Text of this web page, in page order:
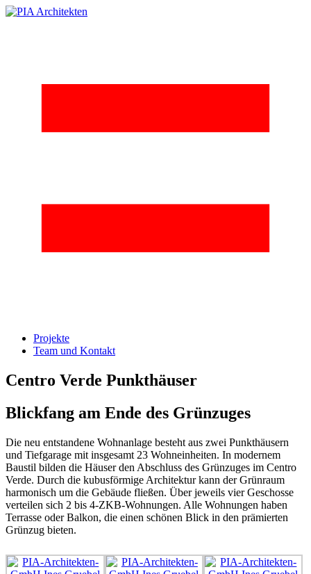
Projekte
Team und Kontakt
Centro Verde Punkthäuser
Blickfang am Ende des Grünzuges
Die neu entstandene Wohnanlage besteht aus zwei Punkthäusern
und Tiefgarage mit insgesamt 23 Wohneinheiten. In modernem
Baustil bilden die Häuser den Abschluss des Grünzuges im Centro
Verde. Durch die kubusförmige Architektur kann der Grünraum
harmonisch um die Gebäude fließen. Über jeweils vier Geschosse
verteilen sich 2 bis 4-ZKB-Wohnungen. Alle Wohnungen haben
Terrasse oder Balkon, die einen schönen Blick in den prämierten
Grünzug bieten.